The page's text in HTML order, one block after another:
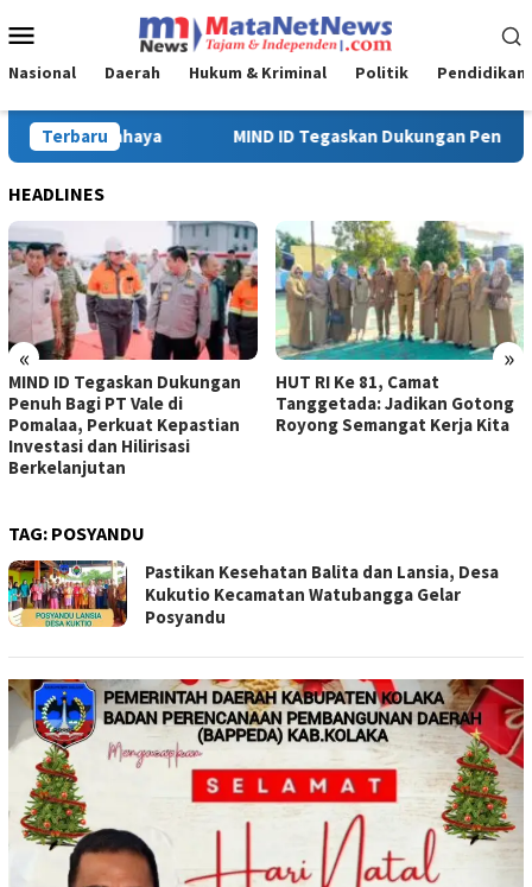
ke
Mobile
Nasional Daerah Hukum & Kriminal Politik Pendidikan
Terbaru
Penuh Bagi PT Vale di Pomalaa, Perkuat Kepastian Investasi
HEADLINES
« »
HUT RI Ke 81, Camat
Tanggetada: Jadikan Gotong
Royong Semangat Kerja Kita
Turnamen Sepak Bola HUT RI
Ke-81 di Kecamatan
Tanggetada Resmi Dimulai
TAG: POSYANDU
Pastikan Kesehatan Balita dan Lansia, Desa
Kukutio Kecamatan Watubangga Gelar
Posyandu